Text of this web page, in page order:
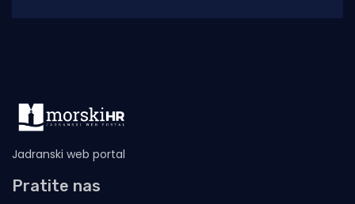
Jadranski web portal
Pratite nas